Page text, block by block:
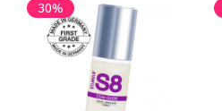
30%